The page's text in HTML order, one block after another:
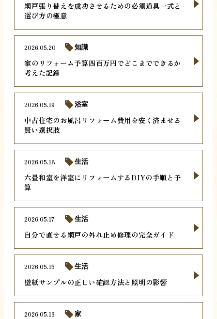
網戸張り替えを成功させるための必須道具一式と
選び方の極意
家のリフォーム予算四百万円でどこまでできるか
考えた記録
2026.05.20 知識
中古住宅のお風呂リフォーム費用を安く済ませる
賢い選択肢
2026.05.19 浴室
六畳和室を洋室にリフォームするDIYの手順と予
算
2026.05.18 生活
自分で直せる網戸の外れ止め修理の完全ガイド
2026.05.17 生活
壁紙サンプルの正しい確認方法と照明の影響
2026.05.15 生活
2026.05.13 家